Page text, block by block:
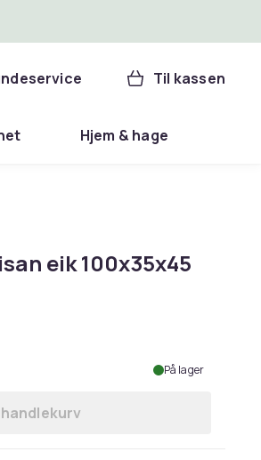
Til kassen
Hjem & hage
eik 100x35x45
På lager
Legg vidaXL Skohylle artisan eik